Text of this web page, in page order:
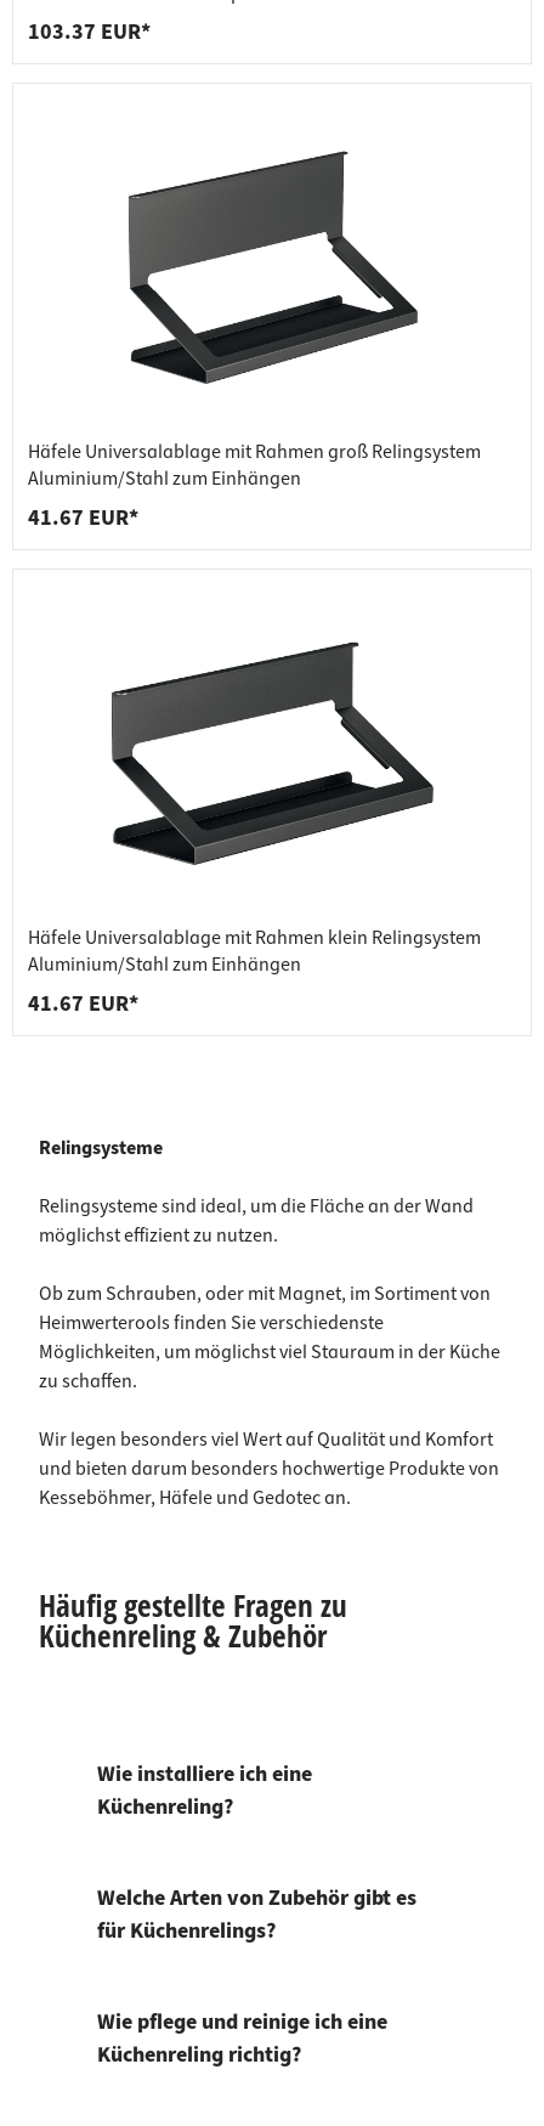
103.37 EUR*
Häfele Universalablage mit Rahmen groß Relingsystem
Aluminium/Stahl zum Einhängen
41.67 EUR*
Häfele Universalablage mit Rahmen klein Relingsystem
Aluminium/Stahl zum Einhängen
41.67 EUR*
Relingsysteme
Relingsysteme sind ideal, um die Fläche an der Wand
möglichst effizient zu nutzen.
Ob zum Schrauben, oder mit Magnet, im Sortiment von
Heimwerterools finden Sie verschiedenste
Möglichkeiten, um möglichst viel Stauraum in der Küche
zu schaffen.
Wir legen besonders viel Wert auf Qualität und Komfort
und bieten darum besonders hochwertige Produkte von
Kesseböhmer, Häfele und Gedotec an.
Häufig gestellte Fragen zu
Küchenreling & Zubehör
Wie installiere ich eine
Küchenreling?
Welche Arten von Zubehör gibt es
für Küchenrelings?
Wie pflege und reinige ich eine
Küchenreling richtig?